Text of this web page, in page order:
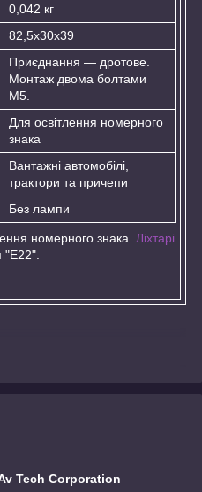
0,042 кг
82,5x30x39
Приєднання — дротове.
Монтаж двома болтами
М5.
Для освітлення номерного
знака
Вантажні автомобілі,
трактори та причепи
Без лампи
номерного знака. Ліхтарі
"Е22".
Tech Corporation